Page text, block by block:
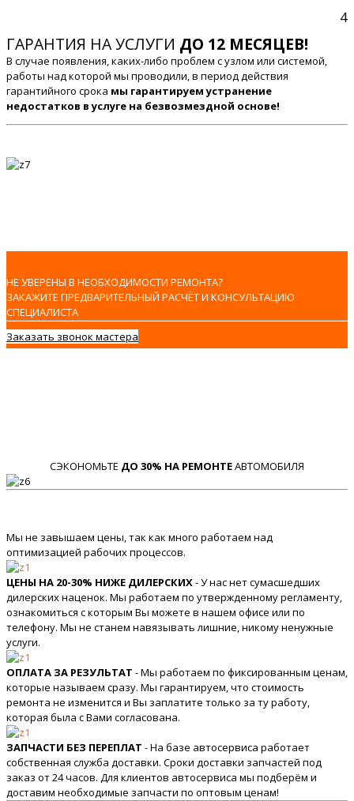
4
ГАРАНТИЯ НА УСЛУГИ ДО 12 МЕСЯЦЕВ!
В случае появления, каких-либо проблем с узлом или системой,
работы над которой мы проводили, в период действия
гарантийного срока мы гарантируем устранение
недостатков в услуге на безвозмездной основе!
НЕ УВЕРЕНЫ В НЕОБХОДИМОСТИ РЕМОНТА?
ЗАКАЖИТЕ ПРЕДВАРИТЕЛЬНЫЙ РАСЧЁТ И КОНСУЛЬТАЦИЮ
СПЕЦИАЛИСТА
Заказать звонок мастера
СЭКОНОМЬТЕ ДО 30% НА РЕМОНТЕАВТОМОБИЛЯ
Мы не завышаем цены, так как много работаем над
оптимизацией рабочих процессов.
ЦЕНЫ НА 20-30% НИЖЕ ДИЛЕРСКИХ- У нас нет сумасшедших
дилерских наценок. Мы работаем по утвержденному регламенту,
ознакомиться с которым Вы можете в нашем офисе или по
телефону. Мы не станем навязывать лишние, никому ненужные
услуги.
ОПЛАТА ЗА РЕЗУЛЬТАТ - Мы работаем по фиксированным ценам,
которые называем сразу. Мы гарантируем, что стоимость
ремонта не изменится и Вы заплатите только за ту работу,
которая была с Вами согласована.
ЗАПЧАСТИ БЕЗ ПЕРЕПЛАТ - На базе автосервиса работает
собственная служба доставки. Сроки доставки запчастей под
заказ от 24 часов. Для клиентов автосервиса мы подберём и
доставим необходимые запчасти по оптовым ценам!